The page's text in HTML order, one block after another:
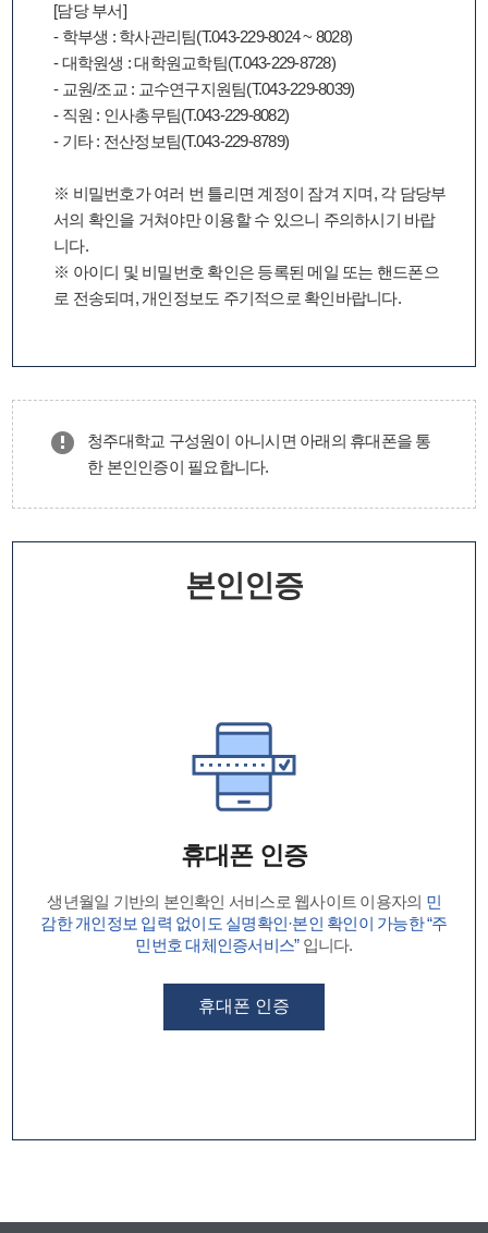
[담당 부서]
- 학부생 : 학사관리팀(T.043-229-8024 ~ 8028)
- 대학원생 : 대학원교학팀(T.043-229-8728)
- 교원/조교 : 교수연구지원팀(T.043-229-8039)
- 직원 : 인사총무팀(T.043-229-8082)
- 기타 : 전산정보팀(T.043-229-8789)
※ 비밀번호가 여러 번 틀리면 계정이 잠겨 지며, 각 담당부
서의 확인을 거쳐야만 이용할 수 있으니 주의하시기 바랍
니다.
※ 아이디 및 비밀번호 확인은 등록된 메일 또는 핸드폰으
로 전송되며, 개인정보도 주기적으로 확인바랍니다.
청주대학교 구성원이 아니시면 아래의 휴대폰을 통
한 본인인증이 필요합니다.
본인인증
휴대폰 인증
생년월일 기반의 본인확인 서비스로 웹사이트 이용자의 민
감한 개인정보 입력 없이도 실명확인·본인 확인이 가능한 “주
민번호 대체인증서비스”입니다.
휴대폰 인증